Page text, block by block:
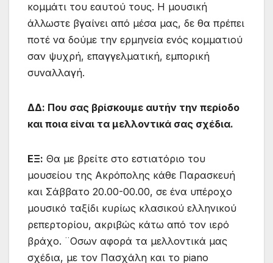
κομμάτι του εαυτού τους. Η μουσική
άλλωστε βγαίνει από μέσα μας, δε θα πρέπει
ποτέ να δούμε την ερμηνεία ενός κομματιού
σαν ψυχρή, επαγγελματική, εμπορική
συναλλαγή.
ΔΔ: Που σας βρίσκουμε αυτήν την περίοδο
και ποια είναι τα μελλοντικά σας σχέδια.
ΕΞ: Θα με βρείτε στο εστιατόριο του
μουσείου της Ακρόπολης κάθε Παρασκευή
και Σάββατο 20.00-00.00, σε ένα υπέροχο
μουσικό ταξίδι κυρίως κλασικού ελληνικού
ρεπερτορίου, ακριβώς κάτω από τον ιερό
βράχο. ¨Οσων αφορά τα μελλοντικά μας
σχέδια, με τον Πασχάλη και το piano